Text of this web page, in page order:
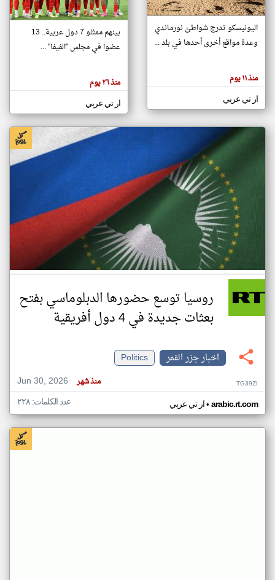
تغيير الدولة
اخبار جزر القمر على مدار الساعة
أهم اخبار جزر القمر العاجلة والمباشرة
هنا عن
وجهة
كاتبيها.
اليونيسكو تدرج شواطئ نورماندي
وعدة مواقع أخرى أحدها في بلد ...
منذ ١١ يوم
ار تي عربي
بينهم ممثلو 7 دول عربية.. 13
عضوا في مجلس "الفيفا" ...
منذ ٢٦ يوم
ار تي عربي
روسيا توسع حضورها الدبلوماسي بفتح
بعثات جديدة في 4 دول أفريقية
اخبار جزر القمر
Politics
Jun 30, 2026
منذ شهر TG39ZI
ار تي عربي• arabic.rt.com عدد الكلمات: ٢٢٨
klyoum.com